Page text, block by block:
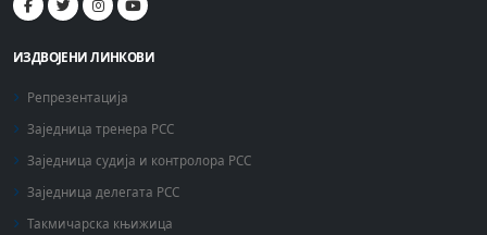
ИЗДВОЈЕНИ ЛИНКОВИ
Репрезентација
Заједница тренера РСС
Заједница судија и контролора РСС
Заједница делегата РСС
Такмичарска књижица